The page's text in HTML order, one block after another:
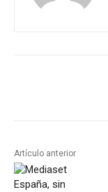
Artículo anterior